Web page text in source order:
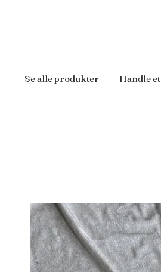
Se alle produkter Handle